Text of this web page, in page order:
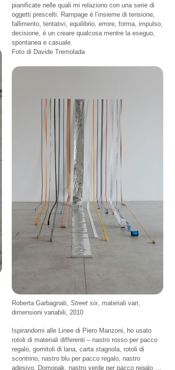
pianificate nelle quali mi relaziono con una serie di
oggetti prescelti. Rampage è l’insieme di tensione,
fallimento, tentativi, equilibrio, errore, forma, impulso,
decisione, è un creare qualcosa mentre la eseguo,
spontanea e casuale.
Foto di Davide Tremolada
Roberta Garbagnati, Street six , materiali vari,
dimensioni variabili, 2010
Ispirandomi alle Linee di Piero Manzoni, ho usato
rotoli di materiali differenti – nastro rosso per pacco
regalo, gomitoli di lana, carta stagnola, rotoli di
scontrino, nastro blu per pacco regalo, nastro
adesivo, Domopak, nastro verde per pacco regalo …